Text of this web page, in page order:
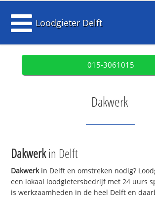
Loodgieter Delft
015-3061015
Dakwerk
Dakwerkin Delft
Dakwerkin Delft en omstreken nodig?
een lokaal loodgietersbedrijf met 24 uurs
is werkzaamheden in de heel Delft en